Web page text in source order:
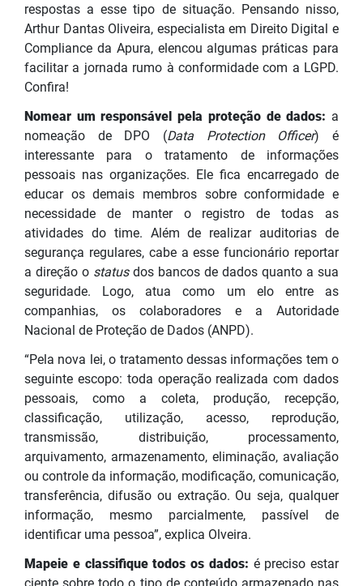
respostas a esse tipo de situação. Pensando nisso,
Arthur Dantas Oliveira, especialista em Direito Digital e
Compliance da Apura, elencou algumas práticas para
facilitar a jornada rumo à conformidade com a LGPD.
Confira!
Nomear um responsável pela proteção de dados: a
nomeação de DPO (Data Protection Officer) é
interessante para o tratamento de informações
pessoais nas organizações. Ele fica encarregado de
educar os demais membros sobre conformidade e
necessidade de manter o registro de todas as
atividades do time. Além de realizar auditorias de
segurança regulares, cabe a esse funcionário reportar
a direção o status dos bancos de dados quanto a sua
seguridade. Logo, atua como um elo entre as
companhias, os colaboradores e a Autoridade
Nacional de Proteção de Dados (ANPD).
“Pela nova lei, o tratamento dessas informações tem o
seguinte escopo: toda operação realizada com dados
pessoais, como a coleta, produção, recepção,
classificação, utilização, acesso, reprodução,
transmissão, distribuição, processamento,
arquivamento, armazenamento, eliminação, avaliação
ou controle da informação, modificação, comunicação,
transferência, difusão ou extração. Ou seja, qualquer
informação, mesmo parcialmente, passível de
identificar uma pessoa”, explica Olveira.
Mapeie e classifique todos os dados: é preciso estar
ciente sobre todo o tipo de conteúdo armazenado nas